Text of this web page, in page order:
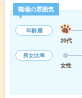
職場の雰囲気
年齢層
20代
男女比率
女性